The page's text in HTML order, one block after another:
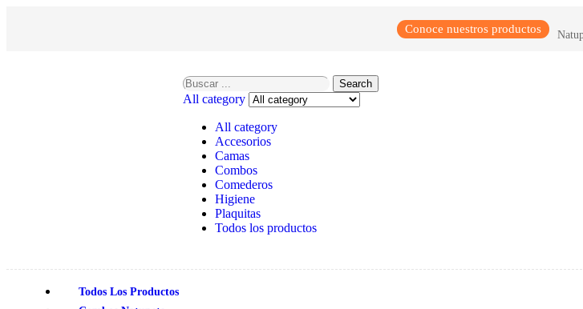
Conoce nuestros productos
Search
All category
All category
Accesorios
Camas
Combos
Comederos
Higiene
Plaquitas
Todos los productos
Todos Los Productos